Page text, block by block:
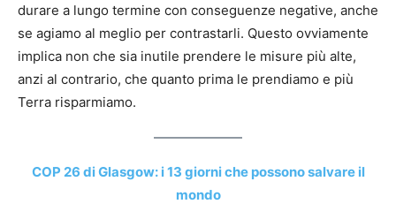
durare a lungo termine con conseguenze negative, anche
se agiamo al meglio per contrastarli. Questo ovviamente
implica non che sia inutile prendere le misure più alte,
anzi al contrario, che quanto prima le prendiamo e più
Terra risparmiamo.
COP 26 di Glasgow: i 13 giorni che possono salvare il
mondo